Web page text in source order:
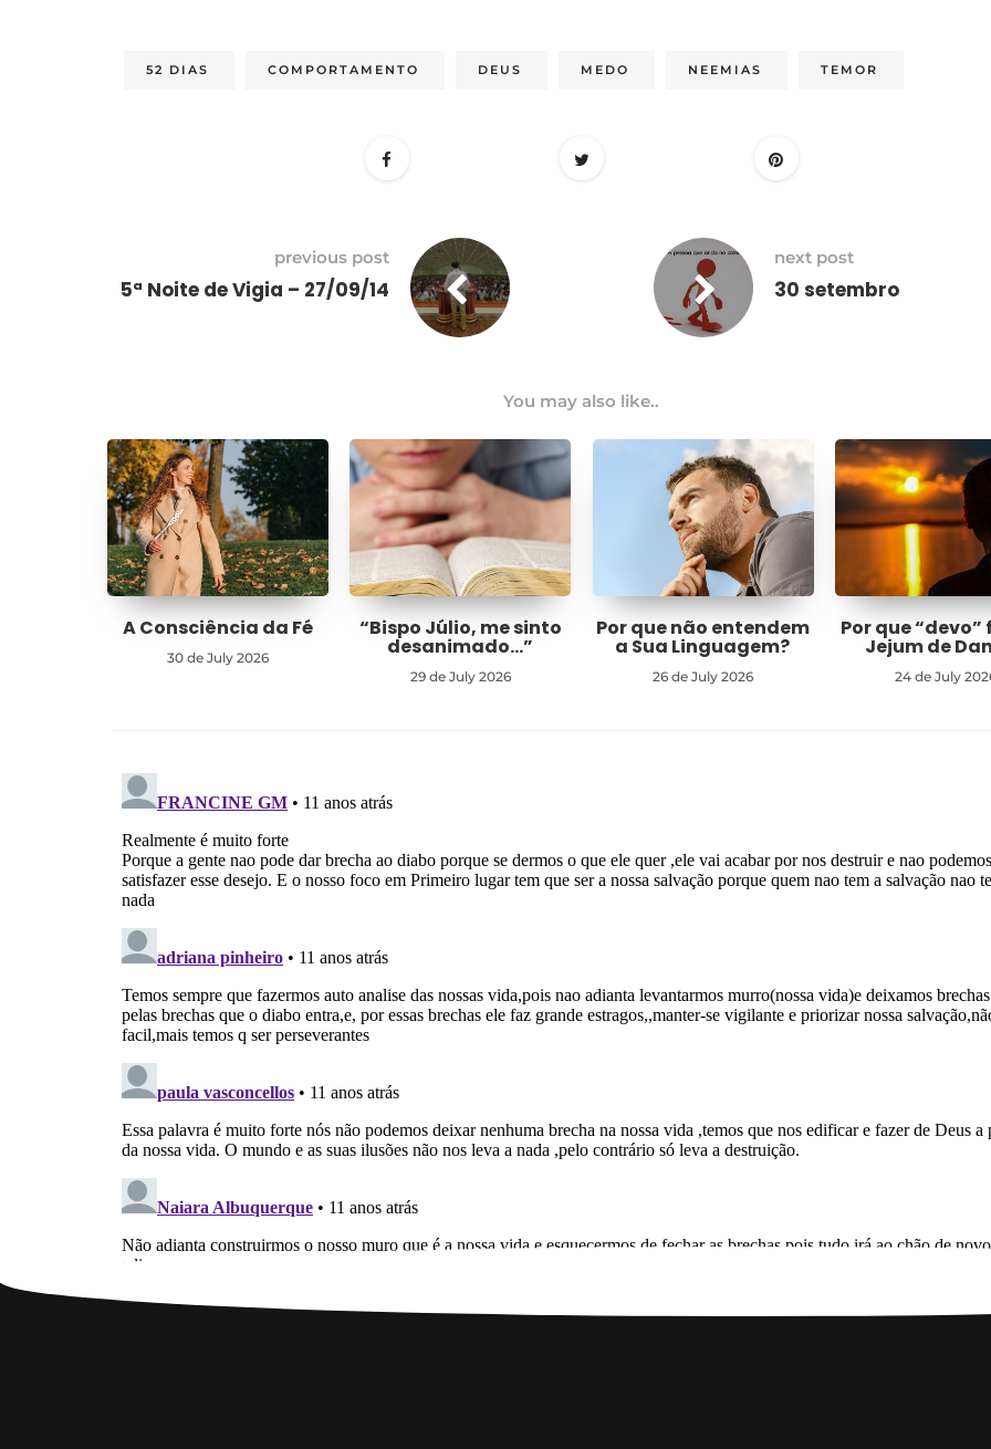
52 DIAS COMPORTAMENTO DEUS MEDO NEEMIAS TEMOR
previous post
5ª Noite de Vigia – 27/09/14
next post
30 setembro
You may also like..
A Consciência da Fé
30 de July 2026
“Bispo Júlio, me sinto
desanimado…”
29 de July 2026
Por que não entendem
a Sua Linguagem?
26 de July 2026
Por que “devo”
Jejum de
24 de July